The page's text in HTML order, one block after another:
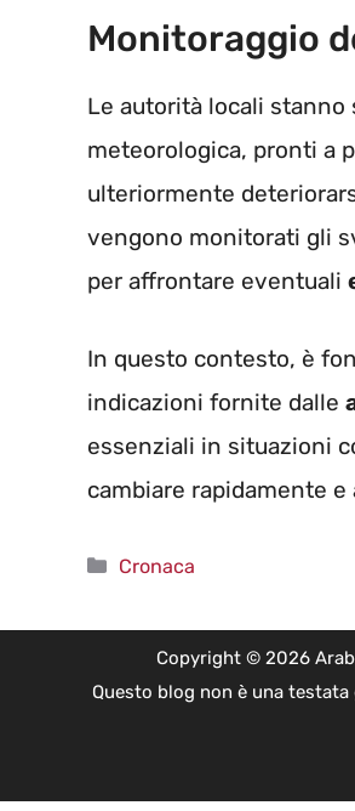
Monitoraggio
Le autorità locali stanno
meteorologica, pronti a
ulteriormente
vengono monitorati gli
per affrontare eventuali
In questo contesto, è
indicazioni fornite dalle
essenziali in situazioni
cambiare rapidamente
Categorie
Cronaca
Copyright © 2026
Questo blog non è una